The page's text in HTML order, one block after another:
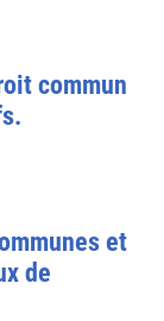
commun
et
de